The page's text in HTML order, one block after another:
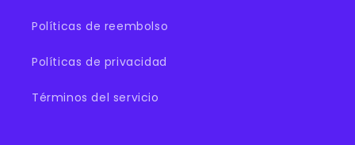
Políticas de reembolso
Políticas de privacidad
Términos del servicio